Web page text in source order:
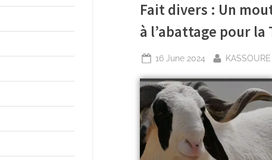
Fait divers : Un
à l’abattage pour la
16 June 2024 KASSOURE